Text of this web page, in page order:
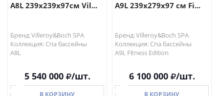
A8L 239x239x97см Vil...
Бренд: Villeroy&Boch SPA
Коллекция: Спа бассейны
A8L
5 540 000 /шт.
В КОРЗИНУ
A9L 239x279x97 см Fi...
Бренд: Villeroy&Boch SPA
Коллекция: Спа бассейны
A9L Fitness Edition
6 100 000 /шт.
В КОРЗИНУ